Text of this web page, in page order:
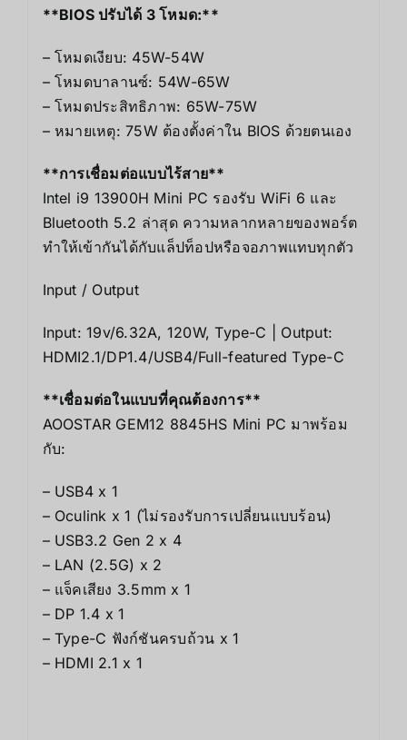
**BIOS ปรับได้ 3 โหมด:**
– โหมดเงียบ: 45W-54W
– โหมดบาลานซ์: 54W-65W
– โหมดประสิทธิภาพ: 65W-75W
– หมายเหตุ: 75W ต้องตั้งค่าใน BIOS ด้วยตนเอง
**การเชื่อมต่อแบบไร้สาย**
Intel i9 13900H Mini PC รองรับ WiFi 6 และ
Bluetooth 5.2 ล่าสุด ความหลากหลายของพอร์ต
ทำให้เข้ากันได้กับแล็ปท็อปหรือจอภาพแทบทุกตัว
Input / Output
Input: 19v/6.32A, 120W, Type-C | Output:
HDMI2.1/DP1.4/USB4/Full-featured Type-C
**เชื่อมต่อในแบบที่คุณต้องการ**
AOOSTAR GEM12 8845HS Mini PC มาพร้อม
กับ:
– USB4 x 1
– Oculink x 1 (ไม่รองรับการเปลี่ยนแบบร้อน)
– USB3.2 Gen 2 x 4
– LAN (2.5G) x 2
– แจ็คเสียง 3.5mm x 1
– DP 1.4 x 1
– Type-C ฟังก์ชันครบถ้วน x 1
– HDMI 2.1 x 1